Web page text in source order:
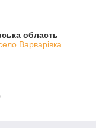
область
Варварівка